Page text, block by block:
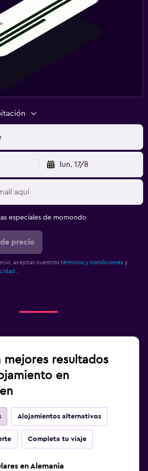
lun. 17/8
especiales de momondo
precio
aceptas nuestros términos y condiciones y
mejores resultados
en
Alojamientos alternativos
Completa tu viaje
en Alemania